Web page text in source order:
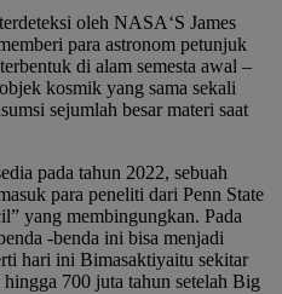
oleh NASA‘S James
para astronom petunjuk
di alam semesta awal –
kosmik yang sama sekali
sejumlah besar materi saat
pada tahun 2022, sebuah
para peneliti dari Penn State
yang membingungkan. Pada
-benda ini bisa menjadi
hari ini Bimasaktiyaitu sekitar
700 juta tahun setelah Big